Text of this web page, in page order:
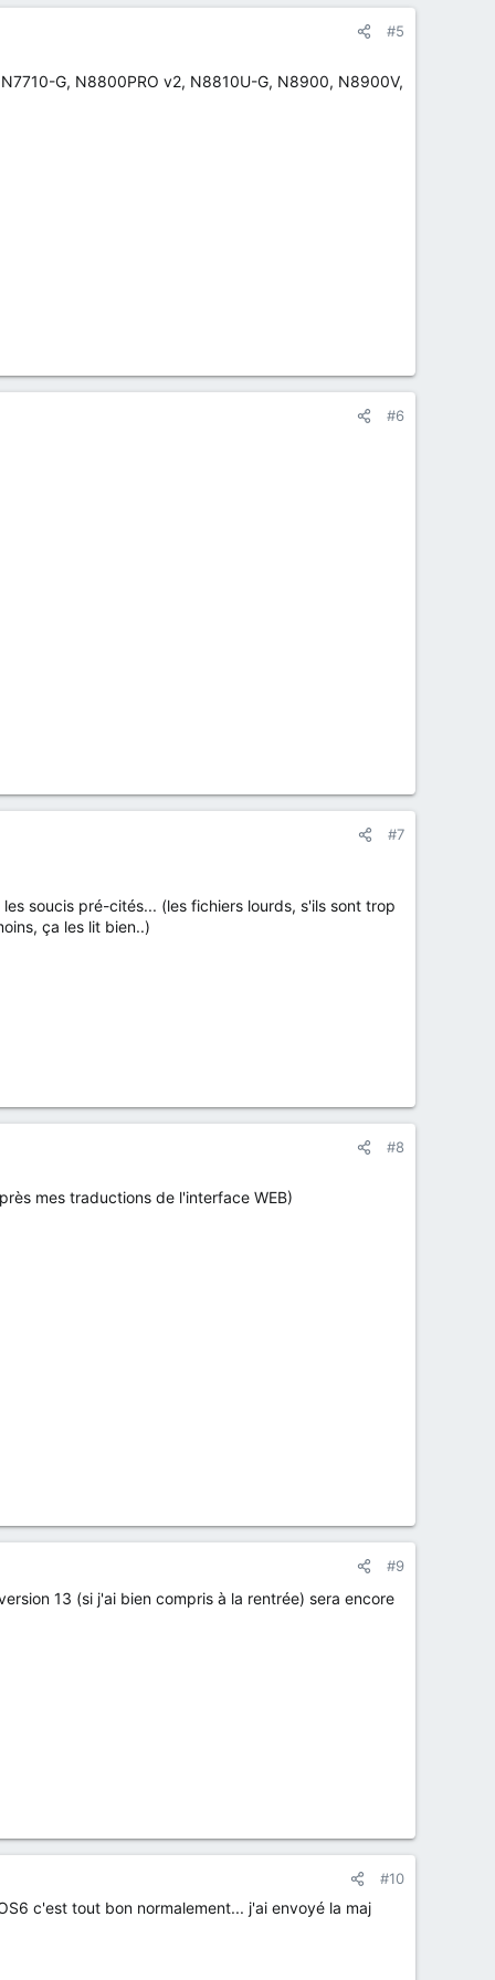
#5
G, N8800PRO v2, N8810U-G, N8900, N8900V,
#6
#7
soucis pré-cités... (les fichiers lourds, s'ils sont trop
ça les lit bien..)
#8
mes traductions de l'interface WEB)
#9
13 (si j'ai bien compris à la rentrée) sera encore
#10
c'est tout bon normalement... j'ai envoyé la maj